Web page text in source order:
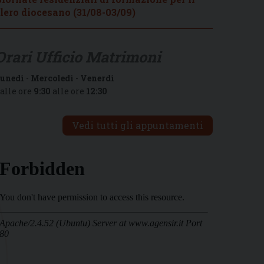
diocesano (31/08-03/09)
- Mercoledì - Venerdì
ore 9:30 alle ore 12:30
Vedi tutti gli appuntamenti